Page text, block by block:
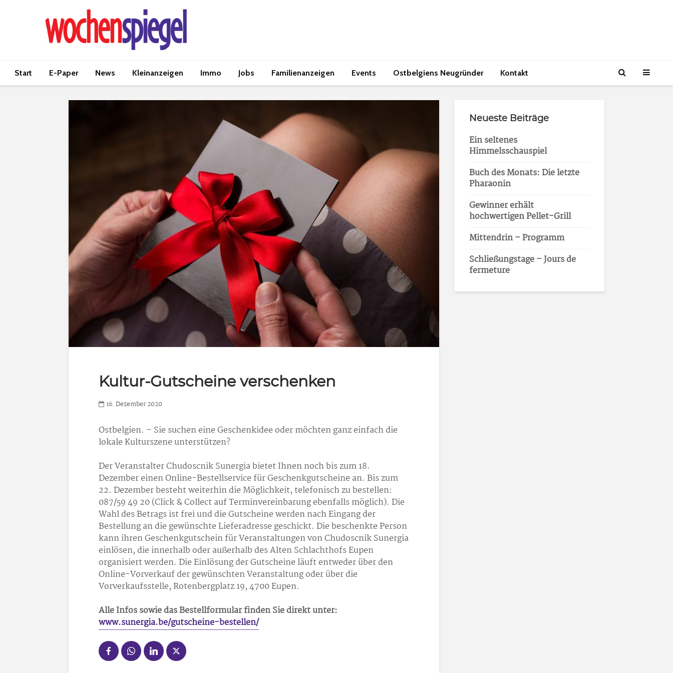
Start E-Paper News Kleinanzeigen Immo Jobs Familienanzeigen Events Ostbelgiens Neugründer Kontakt
Kultur-Gutscheine verschenken
16. Dezember 2020
Ostbelgien. – Sie suchen eine Geschenkidee oder möchten ganz einfach die
lokale Kulturszene unterstützen?
Der Veranstalter Chudoscnik Sunergia bietet Ihnen noch bis zum 18.
Dezember einen Online-Bestellservice für Geschenkgutscheine an. Bis zum
22. Dezember besteht weiterhin die Möglichkeit, telefonisch zu bestellen:
087/59 49 20 (Click & Collect auf Terminvereinbarung ebenfalls möglich). Die
Wahl des Betrags ist frei und die Gutscheine werden nach Eingang der
Bestellung an die gewünschte Lieferadresse geschickt. Die beschenkte Person
kann ihren Geschenkgutschein für Veranstaltungen von Chudoscnik Sunergia
einlösen, die innerhalb oder außerhalb des Alten Schlachthofs Eupen
organisiert werden. Die Einlösung der Gutscheine läuft entweder über den
Online-Vorverkauf der gewünschten Veranstaltung oder über die
Vorverkaufsstelle, Rotenbergplatz 19, 4700 Eupen.
Alle Infos sowie das Bestellformular finden Sie direkt unter:
www.sunergia.be/gutscheine-bestellen/
Neueste Beiträge
Ein seltenes
Himmelsschauspiel
Buch des Monats: Die letzte
Pharaonin
Gewinner erhält
hochwertigen Pellet-Grill
Mittendrin – Programm
Schließungstage – Jours de
fermeture